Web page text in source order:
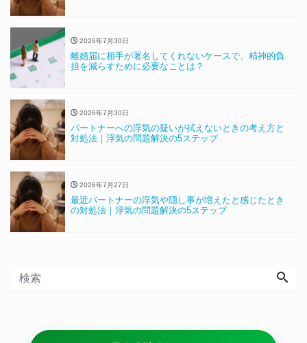
2026年7月30日
離婚届に相手が署名してくれないケースで、精神的負
担を減らすために必要なことは？
2026年7月30日
パートナーへの浮気の疑いが拭えないときの考え方と
対処法｜浮気の問題解決の5ステップ
2026年7月27日
最近パートナーの浮気や隠し事が増えたと感じたとき
の対処法｜浮気の問題解決の5ステップ